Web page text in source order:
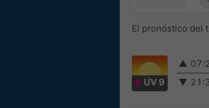
El pronóstico del
UV 9
▲
▼